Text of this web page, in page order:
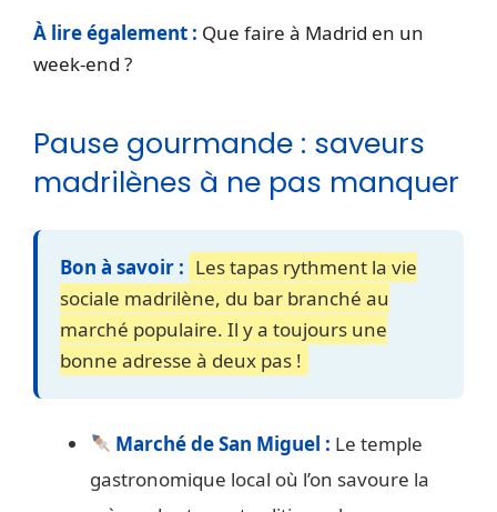
À lire également : Que faire à Madrid en un
week-end ?
Pause gourmande : saveurs
madrilènes à ne pas manquer
Bon à savoir : Les tapas rythment la vie
sociale madrilène, du bar branché au
marché populaire. Il y a toujours une
bonne adresse à deux pas !
Marché de San Miguel : Le temple
gastronomique local où l’on savoure la